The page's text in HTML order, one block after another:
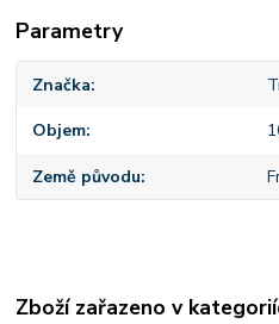
Parametry
Značka
Objem
Země původu
Zboží zařazeno v